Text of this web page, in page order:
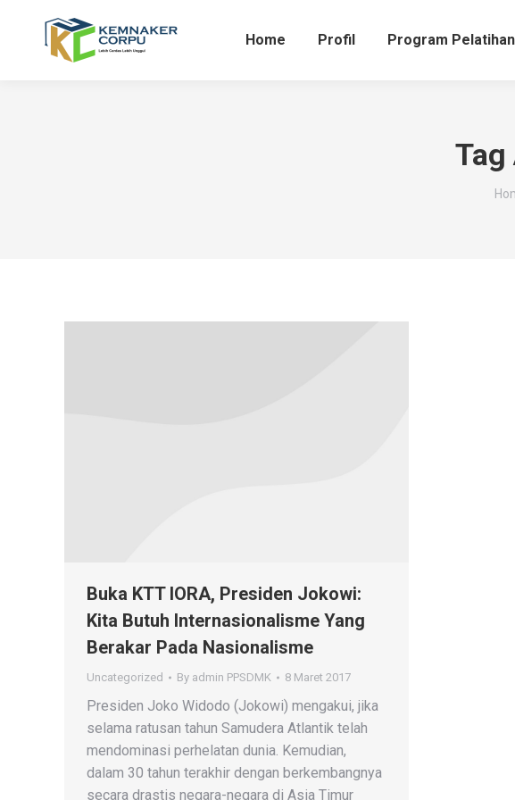
Home Profil Program Pelatihan
Tag
Buka KTT IORA, Presiden Jokowi:
Kita Butuh Internasionalisme Yang
Berakar Pada Nasionalisme
Uncategorized By admin PPSDMK 8 Maret 2017
Presiden Joko Widodo (Jokowi) mengakui, jika
selama ratusan tahun Samudera Atlantik telah
mendominasi perhelatan dunia. Kemudian,
dalam 30 tahun terakhir dengan berkembangnya
secara drastis negara-negara di Asia Timur